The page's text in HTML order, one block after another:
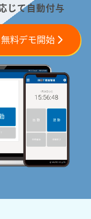
じて自動付与
無料デモ開始